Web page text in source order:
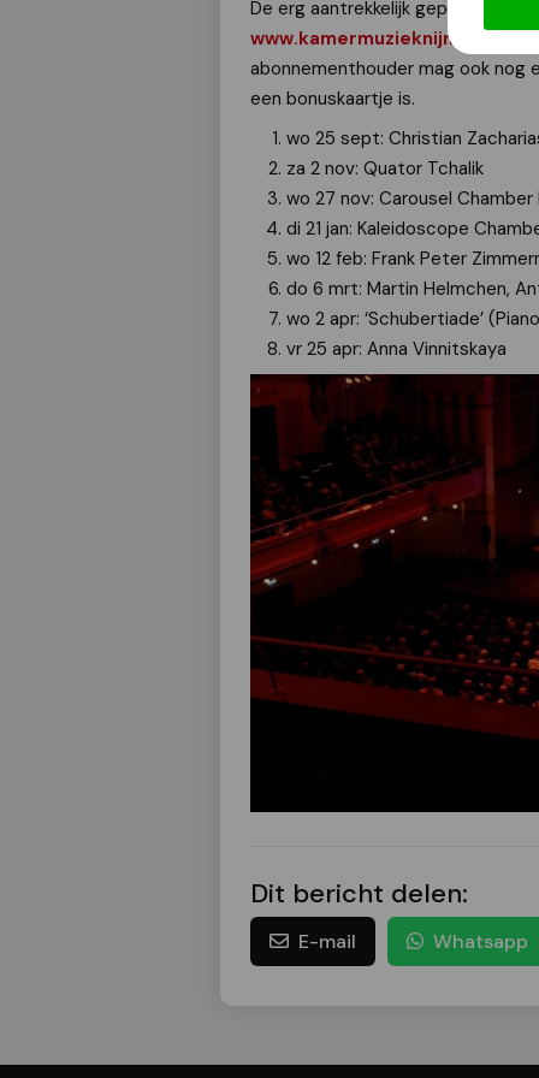
De erg aantrekkelijk geprijsde
www.kamermuzieknijmegen.nl
abonnementhouder mag ook nog
een bonuskaartje is.
wo 25 sept: Christian
za 2 nov: Quator Tchalik
wo 27 nov: Carousel Chamber
di 21 jan: Kaleidoscope
wo 12 feb: Frank Peter
do 6 mrt: Martin Helmchen,
wo 2 apr: ‘Schubertiade’
vr 25 apr: Anna Vinnitskaya
Dit bericht delen:
E-mail Whatsapp